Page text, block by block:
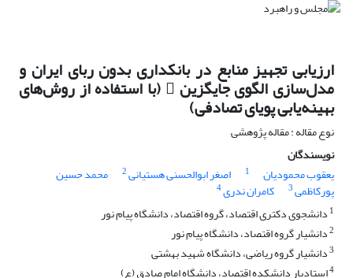
ارزیابی تجهیز منابع در بانکداری بدون ربای ایران و
مدل‌سازی الگوی جایگزین  (با استفاده از روش‌های
بهینه‌یابی پویای تصادفی)
نوع مقاله : مقاله پژوهشی
نویسندگان
یعقوب محمودیان
1 اصغر ابوالحسنی هستیانی2 محمد حسین
پورکاظمی3 کامران ندری4
1 دانشجوی دکتری اقتصاد، گروه اقتصاد، دانشگاه پیام نور
2دانشیار گروه اقتصاد، دانشگاه پیام نور
3دانشیار گروه ریاضی، دانشگاه شهید بهشتی
4استادیار دانشکده اقتصاد، دانشگاه امام صادق (ع)